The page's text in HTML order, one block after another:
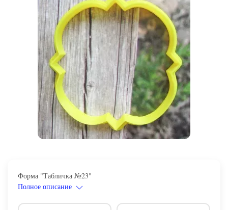
Форма "Табличка №23"
Полное описание